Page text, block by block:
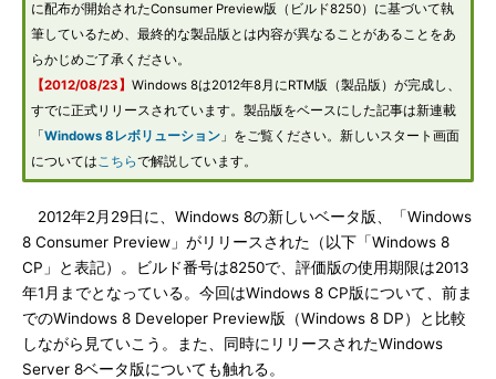
に配布が開始されたConsumer Preview版（ビルド8250）に基づいて執
筆しているため、最終的な製品版とは内容が異なることがあることをあ
らかじめご了承ください。
【2012/08/23】 Windows 8は2012年8月にRTM版（製品版）が完成し、
すでに正式リリースされています。製品版をベースにした記事は新連載
「 Windows 8レボリューション 」をご覧ください。新しいスタート画面
についてはこちらで解説しています。
2012年2月29日に、Windows 8の新しいベータ版、「Windows
8 Consumer Preview」がリリースされた（以下「Windows 8
CP」と表記）。ビルド番号は8250で、評価版の使用期限は2013
年1月までとなっている。今回はWindows 8 CP版について、前ま
でのWindows 8 Developer Preview版（Windows 8 DP）と比較
しながら見ていこう。また、同時にリリースされたWindows
Server 8ベータ版についても触れる。